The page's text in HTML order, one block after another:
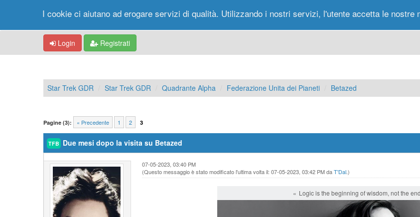
Portale Forum Nuovi Messaggi
Login Registrati
Star Trek GDR Star Trek GDR Quadrante Alpha Federazione Unita dei Pianeti Betazed
Pagine (3): « Precedente 1 2 3
TFB Due mesi dopo la visita su Betazed
07-05-2023, 03:40 PM
(Questo messaggio è stato modificato l'ultima volta il: 07-05-2023, 03:42 PM daT'Dal.)
Logic is the beginning of wisdom, not the
I cookie ci aiutano ad erogare servizi di qualità. Utilizzando i nostri servizi, l'utente accetta le nostre